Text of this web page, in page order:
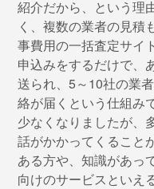
紹介だから、という理
く、複数の業者の見積
事費用の一括査定サイ
申込みをするだけで、
送られ、5～10社の業
絡が届くという仕組み
少なくなりましたが、
話がかかってくること
ある方や、知識があっ
向けのサービスといえ